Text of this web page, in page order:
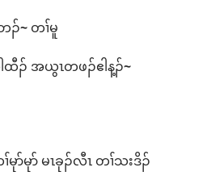
ၣ်~တၢ်မူ
အ​ယွၤ​တဖၣ်​ဧါ​န့ၣ်~
မုာ်မုာ် မၤ​ခုၣ်လီၤ တၢ်​သးဒိၣ်